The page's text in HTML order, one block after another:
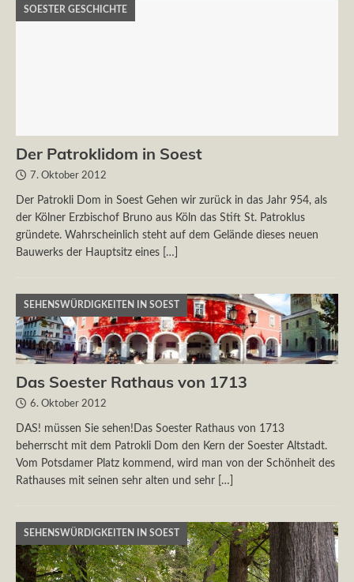
SOESTER GESCHICHTE
Der Patroklidom in Soest
7. Oktober 2012
Der Patrokli Dom in Soest Gehen wir zurück in das Jahr 954, als
der Kölner Erzbischof Bruno aus Köln das Stift St. Patroklus
gründete. Wahrscheinlich steht auf dem Gelände dieses neuen
Bauwerks der Hauptsitz eines
[…]
SEHENSWÜRDIGKEITEN IN SOEST
Das Soester Rathaus von 1713
6. Oktober 2012
DAS! müssen Sie sehen!Das Soester Rathaus von 1713
beherrscht mit dem Patrokli Dom den Kern der Soester Altstadt.
Vom Potsdamer Platz kommend, wird man von der Schönheit des
Rathauses mit seinen sehr alten und sehr
[…]
SEHENSWÜRDIGKEITEN IN SOEST